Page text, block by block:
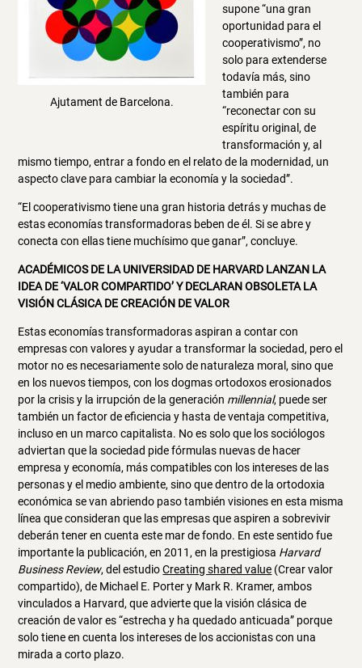
Ajutament de Barcelona.
supone “una gran
oportunidad para el
cooperativismo”, no
solo para extenderse
todavía más, sino
también para
“reconectar con su
espíritu original, de
transformación y, al
mismo tiempo, entrar a fondo en el relato de la modernidad, un
aspecto clave para cambiar la economía y la sociedad”.
“El cooperativismo tiene una gran historia detrás y muchas de
estas economías transformadoras beben de él. Si se abre y
conecta con ellas tiene muchísimo que ganar”, concluye.
ACADÉMICOS DE LA UNIVERSIDAD DE HARVARD LANZAN LA
IDEA DE ‘VALOR COMPARTIDO’ Y DECLARAN OBSOLETA LA
VISIÓN CLÁSICA DE CREACIÓN DE VALOR
Estas economías transformadoras aspiran a contar con
empresas con valores y ayudar a transformar la sociedad, pero el
motor no es necesariamente solo de naturaleza moral, sino que
en los nuevos tiempos, con los dogmas ortodoxos erosionados
por la crisis y la irrupción de la generación millennial, puede ser
también un factor de eficiencia y hasta de ventaja competitiva,
incluso en un marco capitalista. No es solo que los sociólogos
adviertan que la sociedad pide fórmulas nuevas de hacer
empresa y economía, más compatibles con los intereses de las
personas y el medio ambiente, sino que dentro de la ortodoxia
económica se van abriendo paso también visiones en esta misma
línea que consideran que las empresas que aspiren a sobrevivir
deberán tener en cuenta este mar de fondo. En este sentido fue
importante la publicación, en 2011, en la prestigiosa Harvard
Business Review, del estudioCreating shared value (Crear valor
compartido), de Michael E. Porter y Mark R. Kramer, ambos
vinculados a Harvard, que advierte que la visión clásica de
creación de valor es “estrecha y ha quedado anticuada” porque
solo tiene en cuenta los intereses de los accionistas con una
mirada a corto plazo.